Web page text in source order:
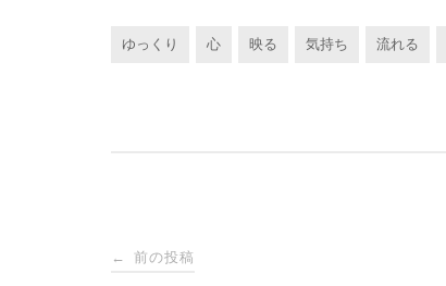
ゆっくり 心 映る 気持ち 流れる
投
← 前の投稿